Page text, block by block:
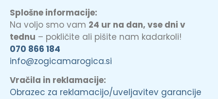
Splošne informacije:
Na voljo smo vam 24 ur na dan, vse dni v
tednu – pokličite ali pišite nam kadarkoli!
070 866 184
info@zogicamarogica.si
Vračila in reklamacije:
Obrazec za reklamacijo/uveljavitev garancije